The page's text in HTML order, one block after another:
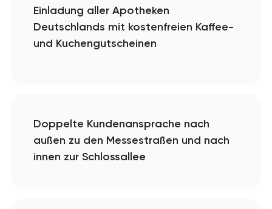
Einladung aller Apotheken
Deutschlands mit kostenfreien Kaffee-
und Kuchengutscheinen
Doppelte Kundenansprache nach
außen zu den Messestraßen und nach
innen zur Schlossallee